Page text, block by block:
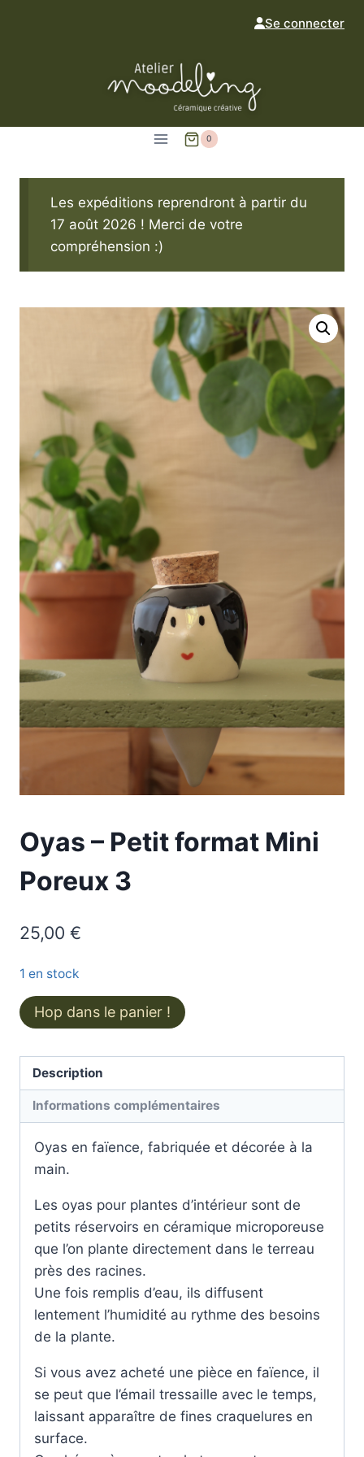
Se connecter
0
Les expéditions reprendront à partir du
17 août 2026 ! Merci de votre
compréhension :)
Oyas – Petit format Mini
Poreux 3
25,00 €
1 en stock
quantité
de
Petit
Mini
Poreux
Hop dans le panier !
Description
Informations complémentaires
Oyas en faïence, fabriquée et décorée à la
main.
Les oyas pour plantes d’intérieur sont de
petits réservoirs en céramique microporeuse
que l’on plante directement dans le terreau
près des racines.
Une fois remplis d’eau, ils diffusent
lentement l’humidité au rythme des besoins
de la plante.
Si vous avez acheté une pièce en faïence, il
se peut que l’émail tressaille avec le temps,
laissant apparaître de fines craquelures en
surface.